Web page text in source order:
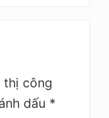
thị công
dấu *